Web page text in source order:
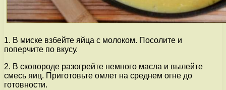
1. В миске взбейте яйца с молоком. Посолите и
поперчите по вкусу.
2. В сковороде разогрейте немного масла и вылейте
смесь яиц. Приготовьте омлет на среднем огне до
готовности.